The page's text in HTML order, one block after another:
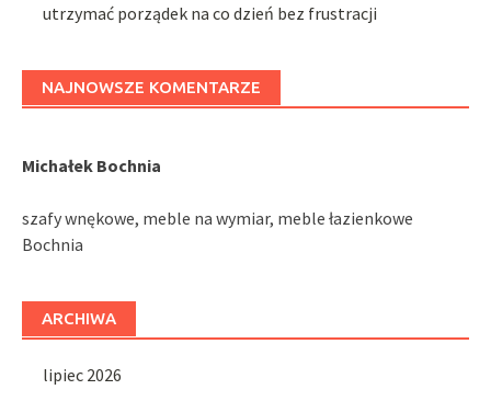
utrzymać porządek na co dzień bez frustracji
NAJNOWSZE KOMENTARZE
Michałek Bochnia
szafy wnękowe, meble na wymiar, meble łazienkowe
Bochnia
ARCHIWA
lipiec 2026